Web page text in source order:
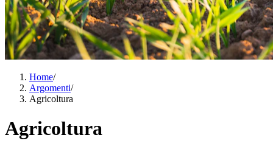
Home/
Argomenti/
Agricoltura
Agricoltura